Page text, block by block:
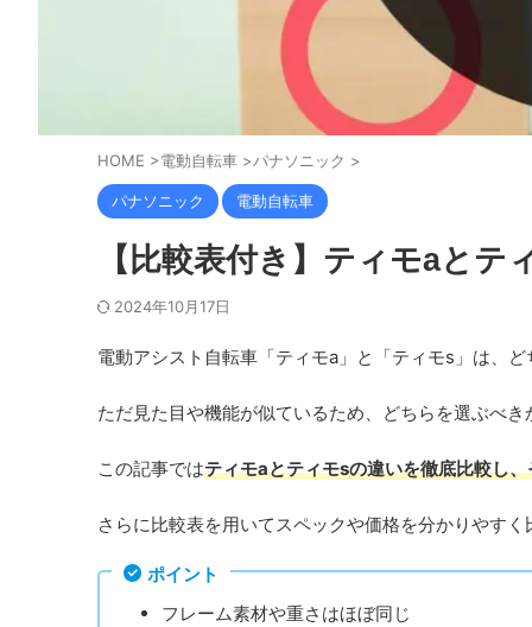
HOME >電動自転車 >パナソニック >
パナソニック 電動自転車
【比較表付き】ティモaと
2024年10月17日
電動アシスト自転車「ティモa」と「ティモs」は、
ただ見た目や機能が似ているため、どちらを選ぶべ
この記事ではティモaとティモsの違いを徹底比較し
さらに比較表を用いてスペックや価格を分かりやす
ポイント
フレーム素材や重さはほぼ同じ